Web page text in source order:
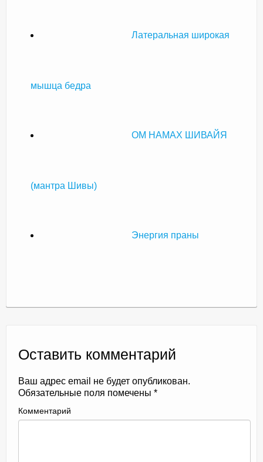
Латеральная широкая
мышца бедра
ОМ НАМАХ ШИВАЙЯ
(мантра Шивы)
Энергия праны
Оставить комментарий
Ваш адрес email не будет опубликован.
Обязательные поля помечены *
Комментарий